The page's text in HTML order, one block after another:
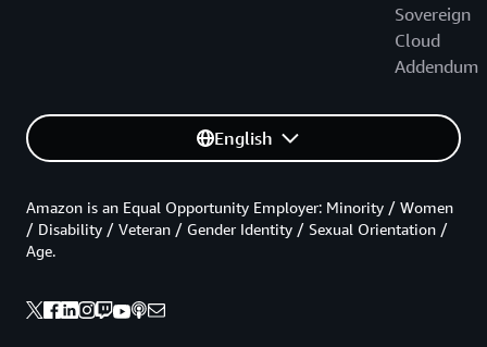
Sovereign
Cloud
Addendum
English
Amazon is an Equal Opportunity Employer: Minority / Women
/ Disability / Veteran / Gender Identity / Sexual Orientation /
Age.